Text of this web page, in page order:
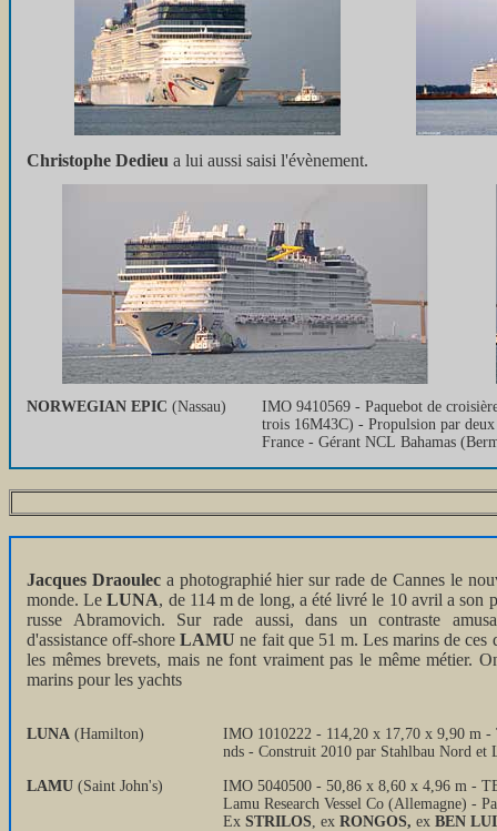
Christophe Dedieu a lui aussi saisi l'évènement.
NORWEGIAN EPIC (Nassau)
IMO 9410569 - Paquebot de
trois 16M43C) - Propulsion par
France - Gérant NCL Bahamas
Jacques Draouleca photographié hier sur rade de Cannes le
monde. LeLUNA, de 114 m de long, a été livré le 10 avril a son
russe Abramovich. Sur rade aussi, dans un contraste
d'assistance off-shoreLAMU ne fait que 51 m. Les marins de ces
les mêmes brevets, mais ne font vraiment pas le même métier.
marins pour les yachts
LUNA (Hamilton)
IMO 1010222 - 114,20 x 17,70 x 9,90 m
nds - Construit 2010 par Stahlbau Nord
LAMU (Saint John's)
IMO 5040500 - 50,86 x 8,60 x 4,96 m -
Lamu Research Vessel Co (Allemagne) -
Ex STRILOS, ex RONGOS, ex BEN LUI